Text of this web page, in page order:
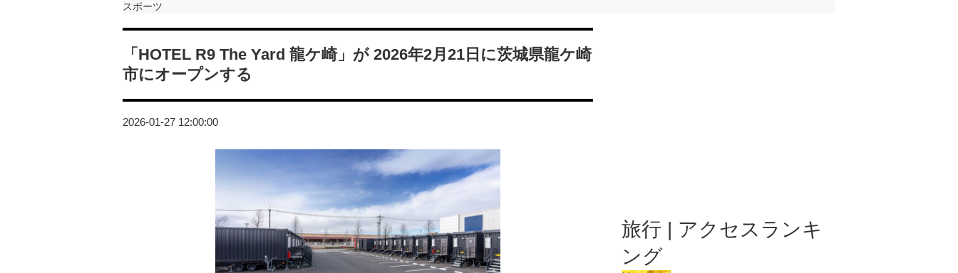
スポーツ
「HOTEL R9 The Yard 龍ケ崎」が 2026年2月21日に茨城県龍ケ崎
市にオープンする
2026-01-27 12:00:00
旅行 | アクセスランキ
ング